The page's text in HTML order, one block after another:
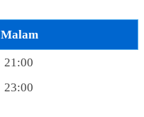
Malam
21:00
23:00